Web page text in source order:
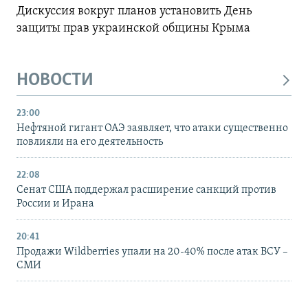
Дискуссия вокруг планов установить День
защиты прав украинской общины Крыма
НОВОСТИ
23:00
Нефтяной гигант ОАЭ заявляет, что атаки существенно
повлияли на его деятельность
22:08
Сенат США поддержал расширение санкций против
России и Ирана
20:41
Продажи Wildberries упали на 20-40% после атак ВСУ –
СМИ